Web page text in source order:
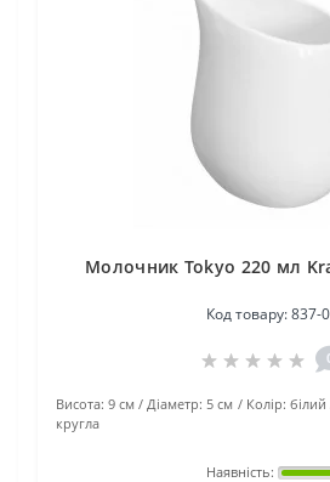
Молочник Tokyo 220 мл
Код товару:837-
Висота: 9 см Діаметр: 5 см Колір: білий
кругла
Наявність: